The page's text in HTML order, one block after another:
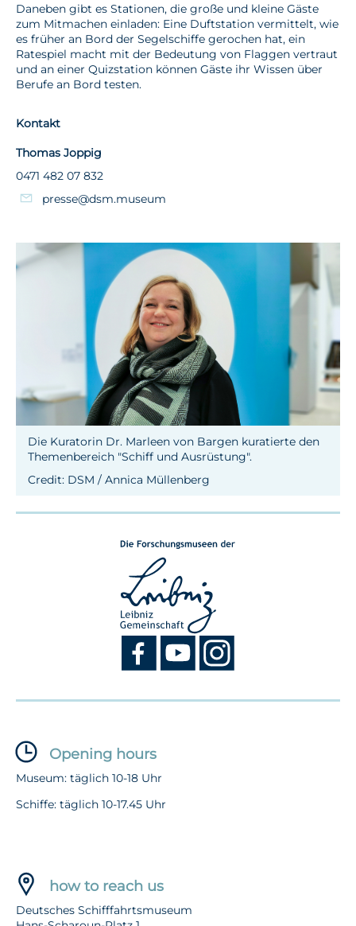
Daneben gibt es Stationen, die große und kleine Gäste
zum Mitmachen einladen: Eine Duftstation vermittelt, wie
es früher an Bord der Segelschiffe gerochen hat, ein
Ratespiel macht mit der Bedeutung von Flaggen vertraut
und an einer Quizstation können Gäste ihr Wissen über
Berufe an Bord testen.
Kontakt
Thomas Joppig
0471 482 07 832
presse@dsm.museum
Die Kuratorin Dr. Marleen von Bargen kuratierte den
Themenbereich "Schiff und Ausrüstung".
Credit: DSM / Annica Müllenberg
Opening hours
Museum: täglich 10-18 Uhr
Schiffe: täglich 10-17.45 Uhr
how to reach us
Deutsches Schifffahrtsmuseum